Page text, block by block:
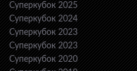
Суперкубок 2025
Суперкубок 2024
Суперкубок 2023
Суперкубок 2023
Суперкубок 2020